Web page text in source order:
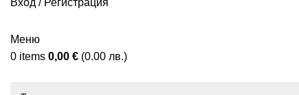
Меню
0 items 0,00 € (0.00 лв.)